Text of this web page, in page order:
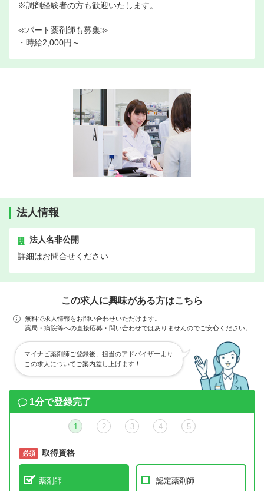
※調剤経験者の方も歓迎いたします。
≪パート薬剤師も募集≫
・時給2,000円～
法人情報
法人名非公開
詳細はお問合せください
この求人に興味がある方はこちら
無料で求人情報をお問い合わせいただけます。
薬局・病院等への直接応募・問い合わせではありませんのでご安心ください。
マイナビ薬剤師ご登録後、担当のアドバイザーより
この求人についてご案内差し上げます！
1分で登録完了
1 2 3 4 5
必須 取得資格
薬剤師 認定薬剤師